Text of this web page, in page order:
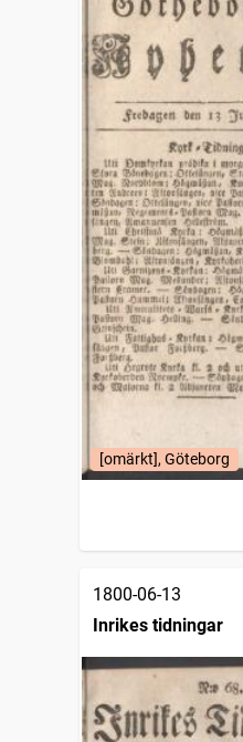
[omärkt], Göteborg
1800-06-13
Inrikes tidningar